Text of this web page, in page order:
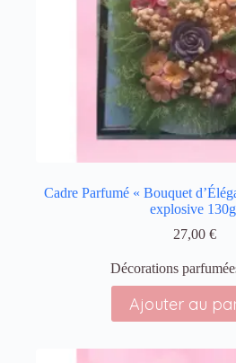
Cadre Parfumé « Bouquet
explosive
27,00€
Décorations
Ajouter au